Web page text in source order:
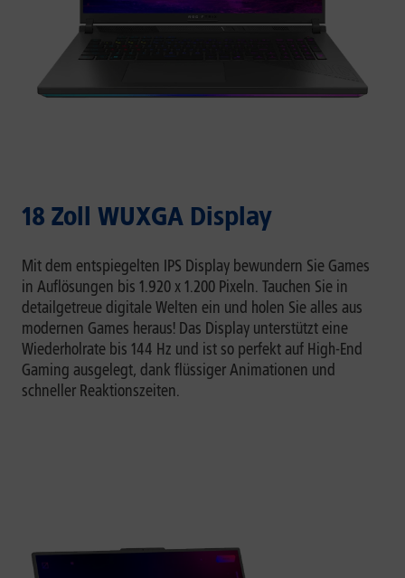
18 Zoll WUXGA Display
Mit dem entspiegelten IPS Display bewundern Sie Games
in Auflösungen bis 1.920 x 1.200 Pixeln. Tauchen Sie in
detailgetreue digitale Welten ein und holen Sie alles aus
modernen Games heraus! Das Display unterstützt eine
Wiederholrate bis 144 Hz und ist so perfekt auf High-End
Gaming ausgelegt, dank flüssiger Animationen und
schneller Reaktionszeiten.